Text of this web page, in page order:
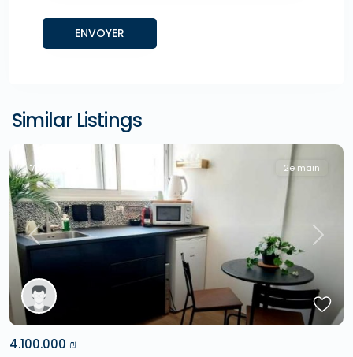
Similar Listings
Previous Next
"A la Une !" 2e main
4.100.000 ₪